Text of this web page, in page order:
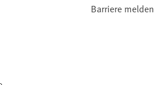
Barriere melden